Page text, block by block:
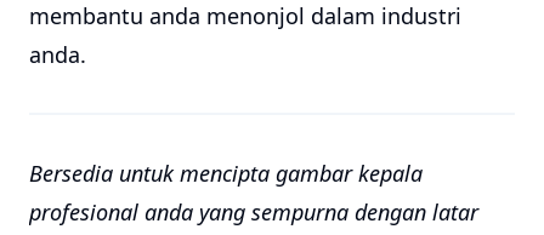
membantu anda menonjol dalam industri
anda.
Bersedia untuk mencipta gambar kepala
profesional anda yang sempurna dengan latar